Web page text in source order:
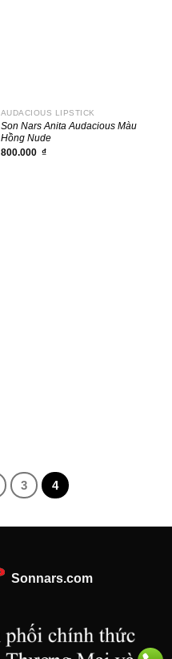
AUDACIOUS LIPSTICK
Son Nars Anita Audacious Màu
Hồng Nude
800.000 ₫
3 4
Sonnars.com